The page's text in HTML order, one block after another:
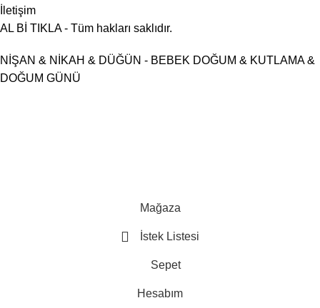
İletişim
AL Bİ TIKLA - Tüm hakları saklıdır.
NİŞAN & NİKAH & DÜĞÜN - BEBEK DOĞUM & KUTLAMA &
DOĞUM GÜNÜ
Mağaza
İstek Listesi
Sepet
Hesabım